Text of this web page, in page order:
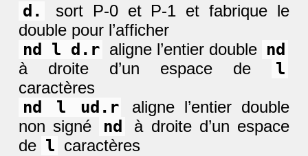
d.
sort P-0 et P-1 et fabrique le
double pour l’afficher
nd l d.r aligne l’entier double nd
à droite d’un espace de l
caractères
nd l ud.r
aligne l’entier double
non signé
nd
à droite d’un espace
de l caractères